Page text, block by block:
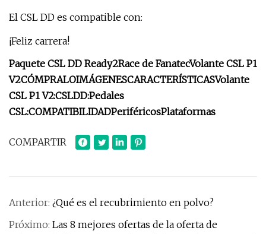
El CSL DD es compatible con:
¡Feliz carrera!
Paquete CSL DD Ready2Race de FanatecVolante CSL P1
V2CÓMPRALOIMÁGENESCARACTERÍSTICASVolante
CSL P1 V2:CSLDD:Pedales
CSL:COMPATIBILIDADPeriféricosPlataformas
COMPARTIR
Anterior: ¿Qué es el recubrimiento en polvo?
Próximo: Las 8 mejores ofertas de la oferta de